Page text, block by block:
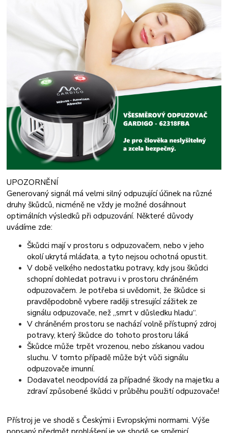
UPOZORNĚNÍ
Generovaný signál má velmi silný odpuzující účinek na různé
druhy škůdců, nicméně ne vždy je možné dosáhnout
optimálních výsledků při odpuzování. Některé důvody
uvádíme zde:
Škůdci mají v prostoru s odpuzovačem, nebo v jeho
okolí ukrytá mláďata, a tyto nejsou ochotná opustit.
V době velkého nedostatku potravy, kdy jsou škůdci
schopní dohledat potravu i v prostoru chráněném
odpuzovačem. Je potřeba si uvědomit, že škůdce si
pravděpodobně vybere raději stresující zážitek ze
signálu odpuzovače, než „smrt v důsledku hladu“.
V chráněném prostoru se nachází volně přístupný zdroj
potravy, který škůdce do tohoto prostoru láká
Škůdce může trpět vrozenou, nebo získanou vadou
sluchu. V tomto případě může být vůči signálu
odpuzovače imunní.
Dodavatel neodpovídá za případné škody na majetku a
zdraví způsobené škůdci v průběhu použití odpuzovače!
Přístroj je ve shodě s Českými i Evropskými normami. Výše